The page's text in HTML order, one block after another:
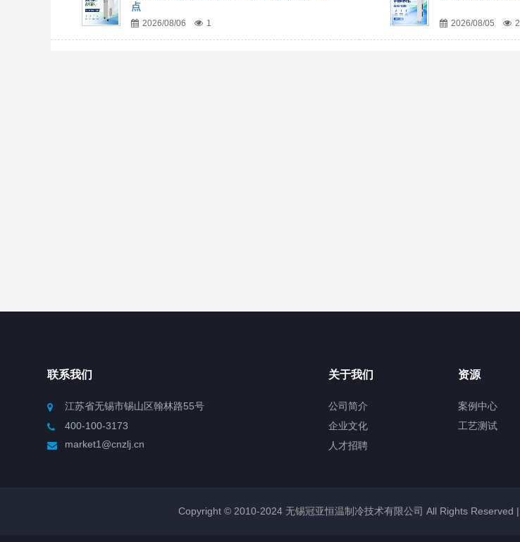
点
2026/08/06 1 2026/08/05 2
联系我们
江苏省无锡市锡山区翰林路55号
400-100-3173
market1@cnzlj.cn
关于我们
公司简介
企业文化
人才招聘
资源
案例中心
工艺测试
Copyright © 2010-2024 无锡冠亚恒温制冷技术有限公司 All Rights Reserved |